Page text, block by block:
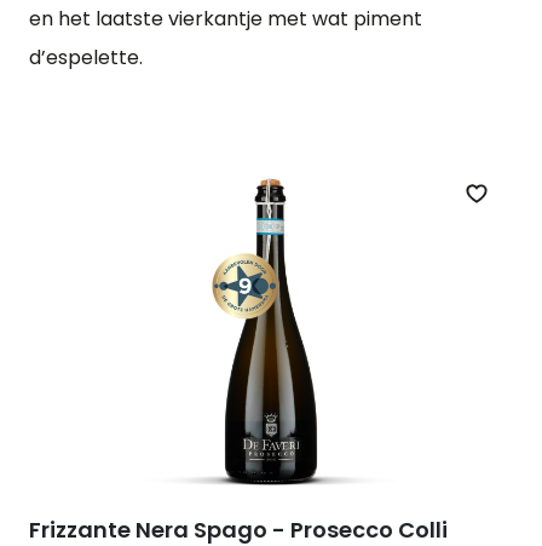
en het laatste vierkantje met wat piment
d’espelette.
Zet
Frizzante Nera Spago - Prosecco Colli